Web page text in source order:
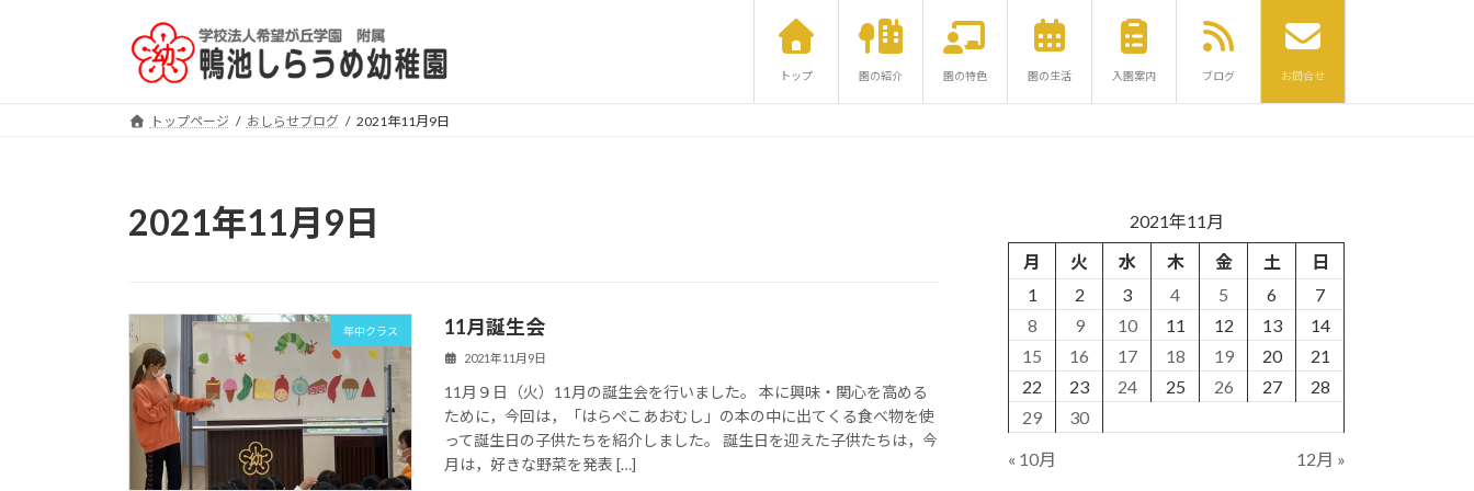
トップ 園の紹介 園の特色 園の生活 入園案内 ブログ お問合せ
トップページ おしらせブログ 2021年11月9日
2021年11月9日
年中クラス 11月誕生会
2021年11月9日
11月９日（火）11月の誕生会を行いました。 本に興味・関心を高める
ために，今回は，「はらぺこあおむし」の本の中に出てくる食べ物を使
って誕生日の子供たちを紹介しました。 誕生日を迎えた子供たちは，今
月は，好きな野菜を発表 […]
2021年11月
月
火 水 木 金 土
日
1
2 3 4 5 6
7
8
9 10 11 12 13
14
15
16 17 18 19 20
21
22
23 24 25 26 27
28
29
30
« 10月 12月 »